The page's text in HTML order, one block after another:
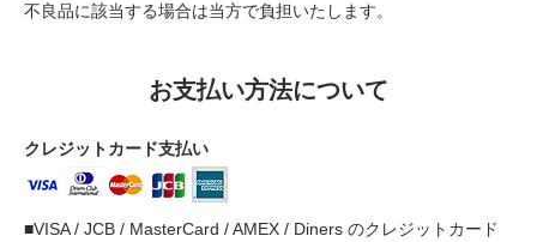
不良品に該当する場合は当方で負担いたします。
お支払い方法について
クレジットカード支払い
■VISA / JCB / MasterCard / AMEX / Diners のクレジットカード